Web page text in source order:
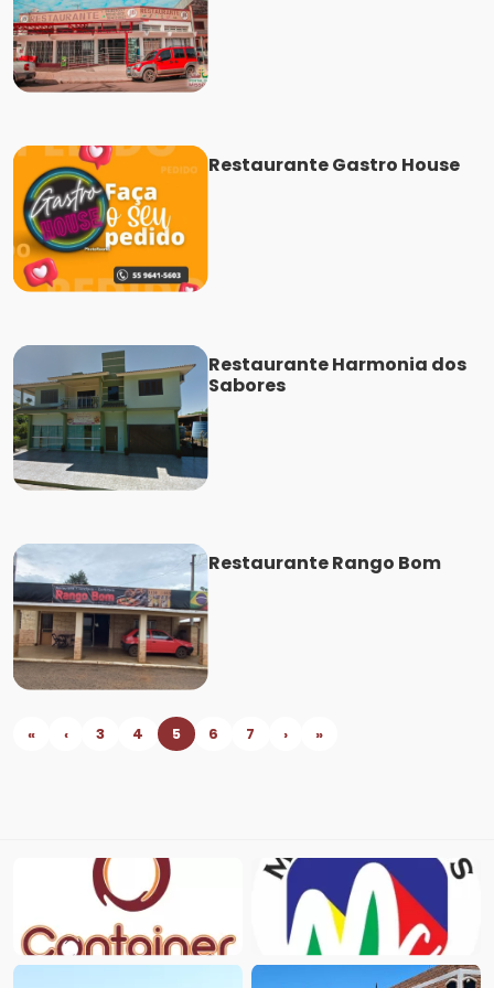
Restaurante Gastro House
Restaurante Harmonia dos
Sabores
Restaurante Rango Bom
« ‹ 3 4 5 6 7 › »